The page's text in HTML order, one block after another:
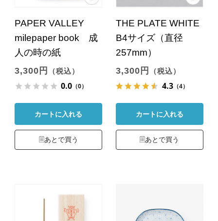
PAPER VALLEY
milepaper book 成
人の時の紙
3,300円 （税込）
0.0（0）
カートに入れる
あとで買う
THE PLATE WHITE
B4サイズ（直径
257mm）
3,300円 （税込）
4.3（4）
カートに入れる
あとで買う